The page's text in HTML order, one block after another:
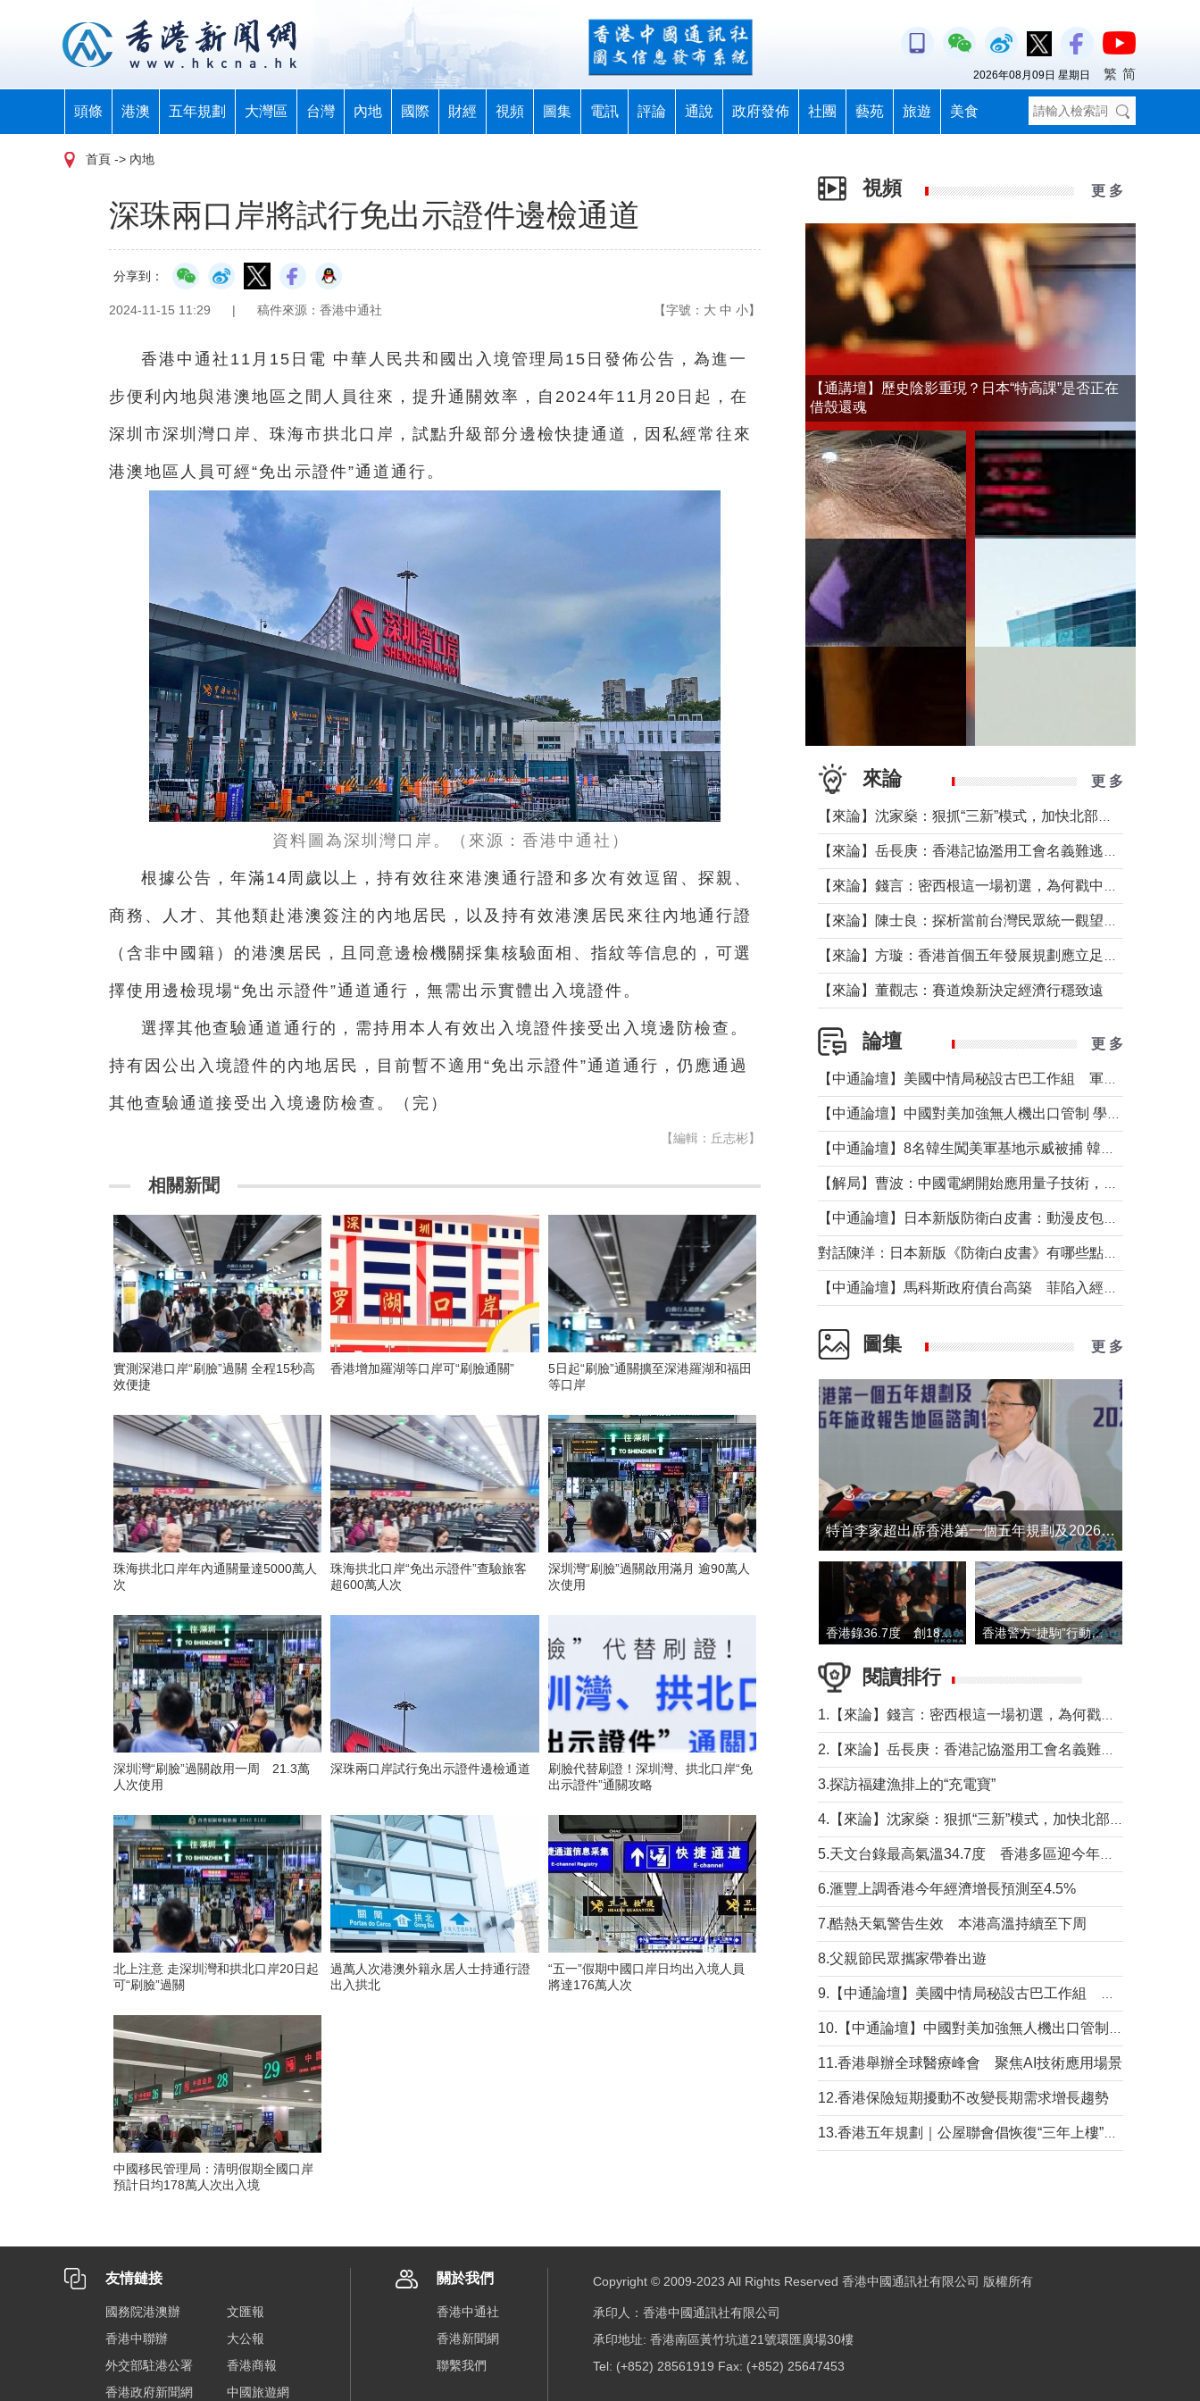
頭條 港澳 五年規劃 大灣區 台灣 內地 國際 財經 視頻 圖集 電訊 評論 通說 政府發佈 社團 藝苑 旅遊 美食
2026年08月09日 星期日 繁 简
首頁 -> 內地
深珠兩口岸將試行免出示證件邊檢通道
分享到：
2024-11-15 11:29 | 稿件來源：香港中通社 【字號： 大 中 小】
香港中通社11月15日電 中華人民共和國出入境管理局15日發佈公告，為進一
步便利內地與港澳地區之間人員往來，提升通關效率，自2024年11月20日起，在
深圳市深圳灣口岸、珠海市拱北口岸，試點升級部分邊檢快捷通道，因私經常往來
港澳地區人員可經“免出示證件”通道通行。
資料圖為深圳灣口岸。（來源：香港中通社）
根據公告，年滿14周歲以上，持有效往來港澳通行證和多次有效逗留、探親、
商務、人才、其他類赴港澳簽注的內地居民，以及持有效港澳居民來往內地通行證
（含非中國籍）的港澳居民，且同意邊檢機關採集核驗面相、指紋等信息的，可選
擇使用邊檢現場“免出示證件”通道通行，無需出示實體出入境證件。
選擇其他查驗通道通行的，需持用本人有效出入境證件接受出入境邊防檢查。
持有因公出入境證件的內地居民，目前暫不適用“免出示證件”通道通行，仍應通過
其他查驗通道接受出入境邊防檢查。（完）
【編輯：丘志彬】
相關新聞
實測深港口岸“刷臉”過關 全程15秒高
效便捷
香港增加羅湖等口岸可“刷臉通關”
5日起“刷臉”通關擴至深港羅湖和福田
等口岸
珠海拱北口岸年內通關量達5000萬人
次
珠海拱北口岸“免出示證件”查驗旅客
超600萬人次
深圳灣“刷臉”過關啟用滿月 逾90萬人
次使用
深圳灣“刷臉”過關啟用一周 21.3萬
人次使用
深珠兩口岸試行免出示證件邊檢通道
刷臉代替刷證！深圳灣、拱北口岸“免
出示證件”通關攻略
北上注意 走深圳灣和拱北口岸20日起
可“刷臉”過關
過萬人次港澳外籍永居人士持通行證
出入拱北
“五一”假期中國口岸日均出入境人員
將達176萬人次
中國移民管理局：清明假期全國口岸
預計日均178萬人次出入境
視頻 更 多
【通講壇】歷史陰影重現？日本“特高課”是否正在
借殼還魂
來論 更 多
【來論】董觀志：賽道煥新決定經濟行穩致遠
論壇 更 多
圖集 更 多
​特首李家超出席香港第一個五年規劃及2026年《施政報告》地區諮詢會
香港錄36.7度 創1884年有紀錄以來最高溫 香港警方“捷駒”行動拘147人 涉洗黑錢逾6億元
閱讀排行
3.探訪福建漁排上的“充電寶”
6.滙豐上調香港今年經濟增長預測至4.5%
7.酷熱天氣警告生效 本港高溫持續至下周
8.父親節民眾攜家帶眷出遊
11.香港舉辦全球醫療峰會 聚焦AI技術應用場景
12.香港保險短期擾動不改變長期需求增長趨勢
友情鏈接
國務院港澳辦
文匯報
香港中聯辦
大公報
外交部駐港公署
香港商報
香港政府新聞網
中國旅遊網
關於我們
香港中通社
香港新聞網
聯繫我們
Copyright © 2009-2023 All Rights Reserved 香港中國通訊社有限公司 版權所有
承印人：香港中國通訊社有限公司
承印地址: 香港南區黃竹坑道21號環匯廣場30樓
Tel: (+852) 28561919 Fax: (+852) 25647453